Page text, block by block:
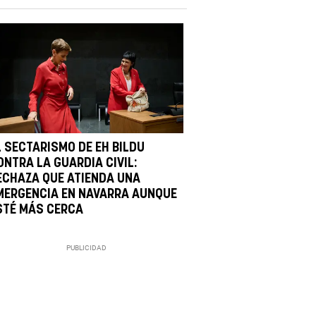
SECTARISMO DE EH BILDU
LA GUARDIA CIVIL:
QUE ATIENDA UNA
EN NAVARRA AUNQUE
MÁS CERCA